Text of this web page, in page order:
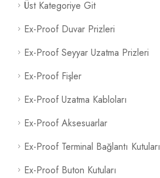
Üst Kategoriye Git
Ex-Proof Duvar Prizleri
Ex-Proof Seyyar Uzatma Prizleri
Ex-Proof Fişler
Ex-Proof Uzatma Kabloları
Ex-Proof Aksesuarlar
Ex-Proof Terminal Bağlantı Kutuları
Ex-Proof Buton Kutuları